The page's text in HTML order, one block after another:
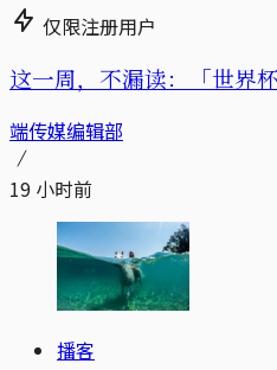
仅限注册用户
这一周，不漏读：「世界
端传媒编辑部
19 小时前
播客